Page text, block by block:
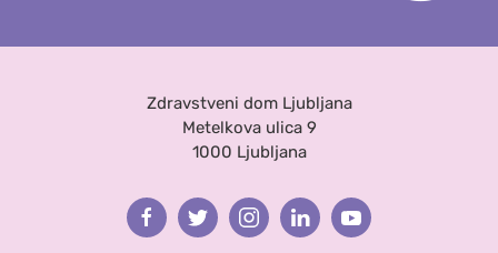
Zdravstveni dom Ljubljana
Metelkova ulica 9
1000 Ljubljana
FacebookTwitterInstagramLinkedinYoutube